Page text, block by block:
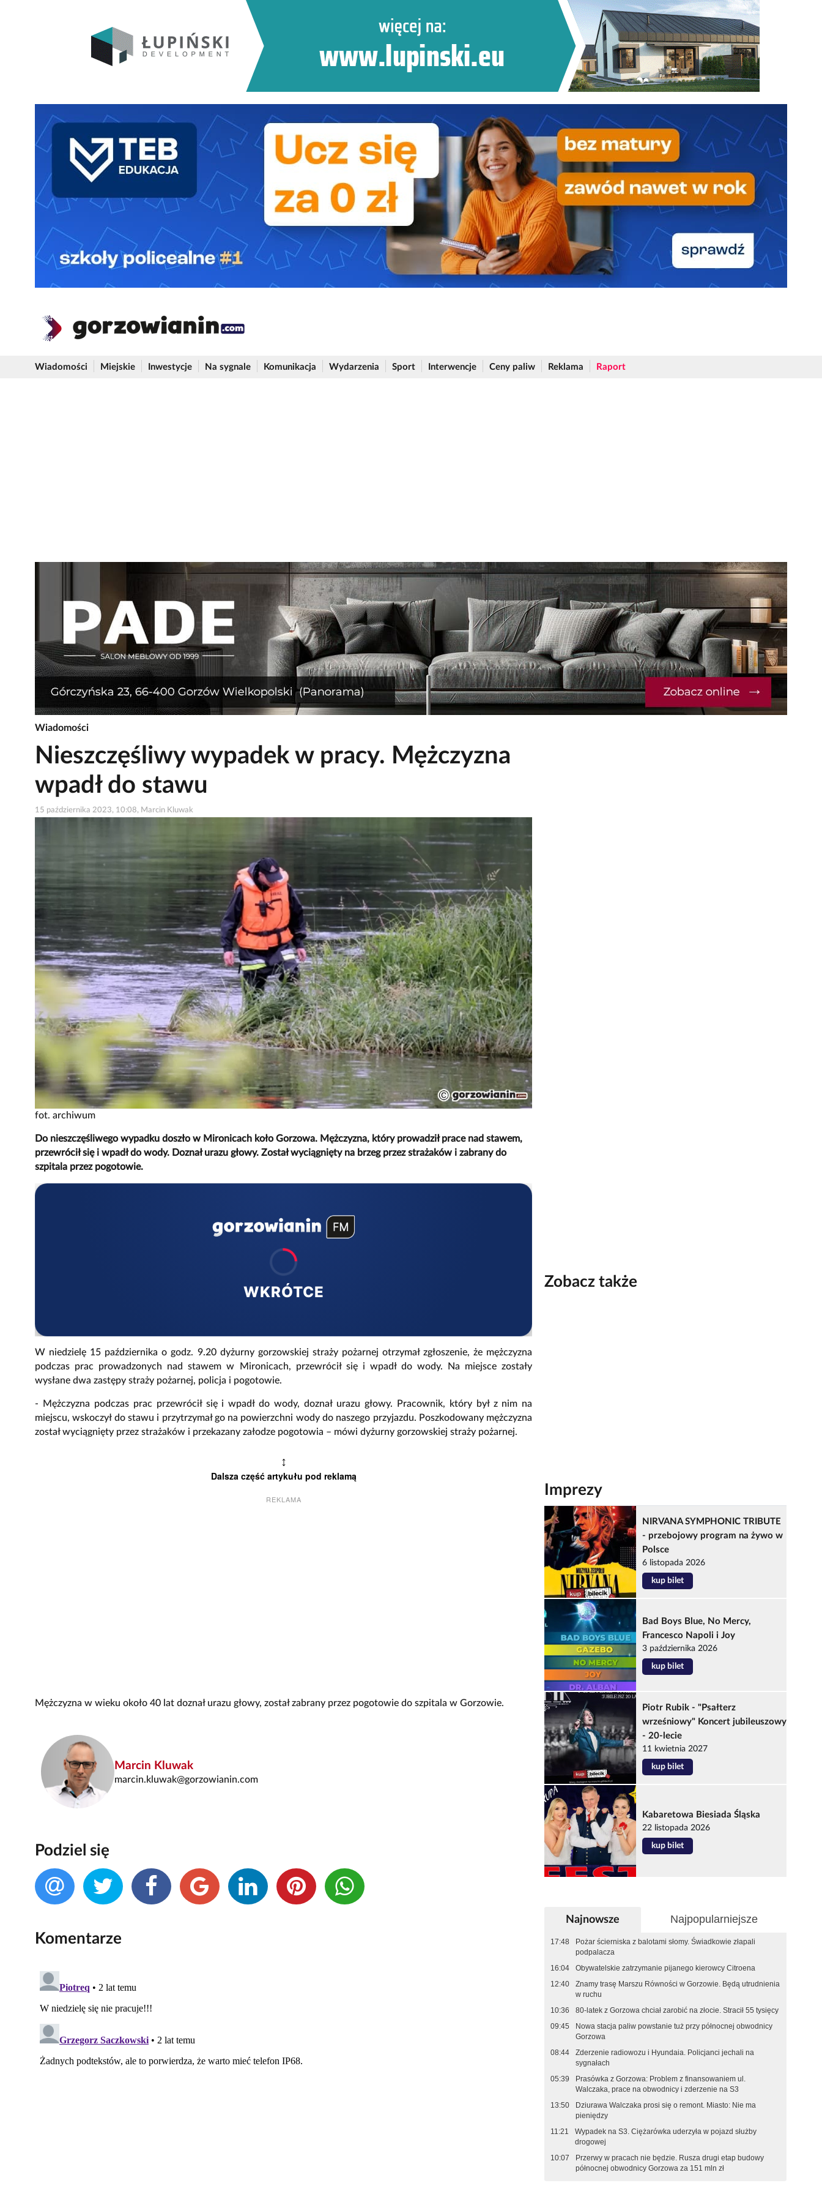
Wiadomości Miejskie Inwestycje Na sygnale Komunikacja Wydarzenia Sport Interwencje Ceny paliw Reklama Raport
Wiadomości
Nieszczęśliwy wypadek w pracy. Mężczyzna
wpadł do stawu
15 października 2023, 10:08, Marcin Kluwak
fot. archiwum
Do nieszczęśliwego wypadku doszło w Mironicach koło Gorzowa. Mężczyzna, który prowadził prace nad stawem,
przewrócił się i wpadł do wody. Doznał urazu głowy. Został wyciągnięty na brzeg przez strażaków i zabrany do
szpitala przez pogotowie.
WKRÓTCE
W niedzielę 15 października o godz. 9.20 dyżurny gorzowskiej straży pożarnej otrzymał zgłoszenie, że mężczyzna
podczas prac prowadzonych nad stawem w Mironicach, przewrócił się i wpadł do wody. Na miejsce zostały
wysłane dwa zastępy straży pożarnej, policja i pogotowie.
- Mężczyzna podczas prac przewrócił się i wpadł do wody, doznał urazu głowy. Pracownik, który był z nim na
miejscu, wskoczył do stawu i przytrzymał go na powierzchni wody do naszego przyjazdu. Poszkodowany mężczyzna
został wyciągnięty przez strażaków i przekazany załodze pogotowia – mówi dyżurny gorzowskiej straży pożarnej.
↕
Dalsza część artykułu pod reklamą
REKLAMA
Mężczyzna w wieku około 40 lat doznał urazu głowy, został zabrany przez pogotowie do szpitala w Gorzowie.
Marcin Kluwak
marcin.kluwak@gorzowianin.com
Podziel się
Komentarze
Zobacz także
Imprezy
NIRVANA SYMPHONIC TRIBUTE
- przebojowy program na żywo w
Polsce
6 listopada 2026
kup bilet
Bad Boys Blue, No Mercy,
Francesco Napoli i Joy
3 października 2026
kup bilet
Piotr Rubik - "Psałterz
wrześniowy" Koncert jubileuszowy
- 20-lecie
11 kwietnia 2027
kup bilet
Kabaretowa Biesiada Śląska
22 listopada 2026
kup bilet
Najnowsze Najpopularniejsze
17:48
Pożar ścierniska z balotami słomy. Świadkowie złapali
podpalacza
16:04
Obywatelskie zatrzymanie pijanego kierowcy Citroena
12:40
Znamy trasę Marszu Równości w Gorzowie. Będą utrudnienia
w ruchu
10:36
80-latek z Gorzowa chciał zarobić na złocie. Stracił 55 tysięcy
09:45
Nowa stacja paliw powstanie tuż przy północnej obwodnicy
Gorzowa
08:44
Zderzenie radiowozu i Hyundaia. Policjanci jechali na
sygnałach
05:39
Prasówka z Gorzowa: Problem z finansowaniem ul.
Walczaka, prace na obwodnicy i zderzenie na S3
13:50
Dziurawa Walczaka prosi się o remont. Miasto: Nie ma
pieniędzy
11:21
Wypadek na S3. Ciężarówka uderzyła w pojazd służby
drogowej
10:07
Przerwy w pracach nie będzie. Rusza drugi etap budowy
północnej obwodnicy Gorzowa za 151 mln zł